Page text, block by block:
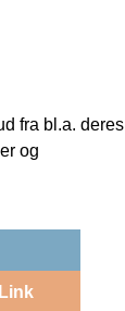
fra bl.a. deres
og
Link